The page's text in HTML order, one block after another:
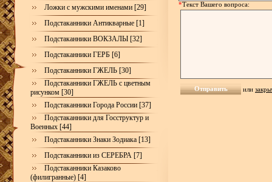
Ложки с мужскими именами [29]
Подстаканники Антикварные [1]
Подстаканники ВОКЗАЛЫ [32]
Подстаканники ГЕРБ [6]
Подстаканники ГЖЕЛЬ [30]
Подстаканники ГЖЕЛЬ с цветным
рисунком [30]
Подстаканники Города России [37]
Подстаканники для Госструктур и
Военных [44]
Подстаканники Знаки Зодиака [13]
Подстаканники из СЕРЕБРА [7]
Подстаканники Казаково
(филигранные) [4]
*Текст Вашего вопроса:
или